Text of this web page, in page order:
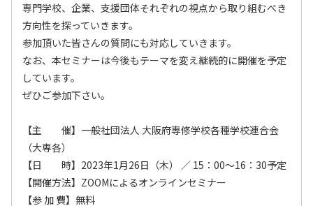
専門学校、企業、支援団体それぞれの視点から取り組むべき
方向性を探っていきます。
参加頂いた皆さんの質問にも対応していきます。
なお、本セミナーは今後もテーマを変え継続的に開催を予定
しています。
ぜひご参加下さい。
【主 催】一般社団法人 大阪府専修学校各種学校連合会
（大専各）
【日 時】2023年1月26日（木） ／ 15：00～16：30予定
【開催方法】ZOOMによるオンラインセミナー
【参 加 費】無料